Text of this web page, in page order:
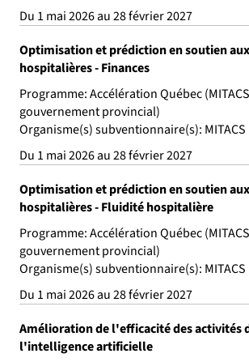
Du 1 mai 2026 au 28 février 2027
Optimisation et prédiction en soutien
hospitalières - Finances
Programme: Accélération Québec
gouvernement provincial)
Organisme(s) subventionnaire(s): MITACS
Du 1 mai 2026 au 28 février 2027
Optimisation et prédiction en soutien
hospitalières - Fluidité hospitalière
Programme: Accélération Québec
gouvernement provincial)
Organisme(s) subventionnaire(s): MITACS
Du 1 mai 2026 au 28 février 2027
Amélioration de l'efficacité des activités
l'intelligence artificielle